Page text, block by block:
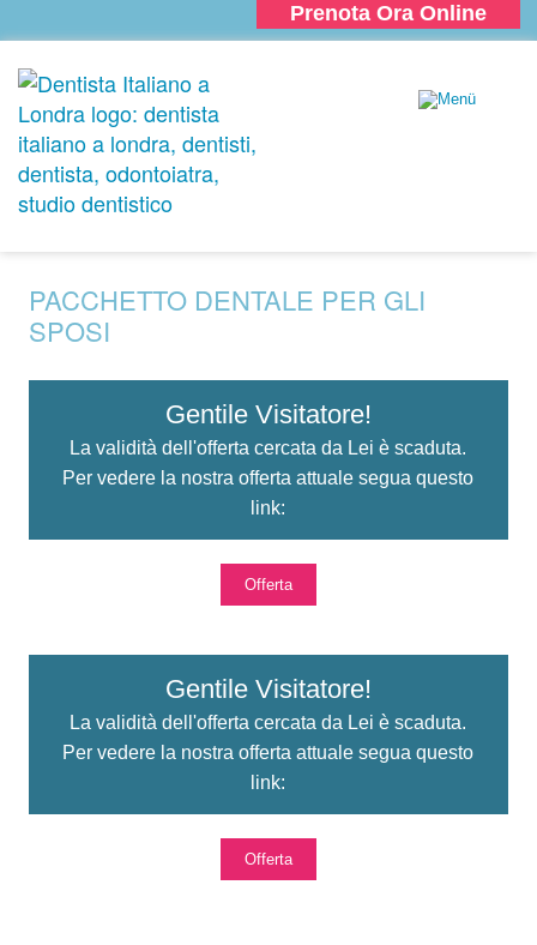
Prenota Ora Online
PACCHETTO DENTALE PER GLI
SPOSI
Gentile Visitatore!
La validità dell'offerta cercata da Lei è scaduta.
Per vedere la nostra offerta attuale segua questo
link:
Offerta
Gentile Visitatore!
La validità dell'offerta cercata da Lei è scaduta.
Per vedere la nostra offerta attuale segua questo
link:
Offerta